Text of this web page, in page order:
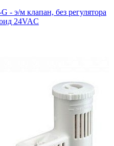
м клапан, без регулятора
24VAC